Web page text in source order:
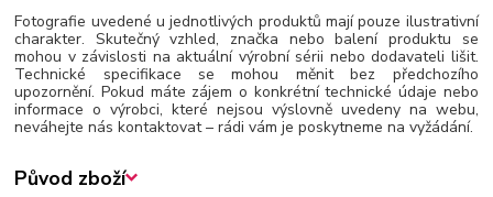
Fotografie uvedené u jednotlivých produktů mají pouze ilustrativní
charakter. Skutečný vzhled, značka nebo balení produktu se
mohou v závislosti na aktuální výrobní sérii nebo dodavateli lišit.
Technické specifikace se mohou měnit bez předchozího
upozornění. Pokud máte zájem o konkrétní technické údaje nebo
informace o výrobci, které nejsou výslovně uvedeny na webu,
neváhejte nás kontaktovat – rádi vám je poskytneme na vyžádání.
Původ zboží